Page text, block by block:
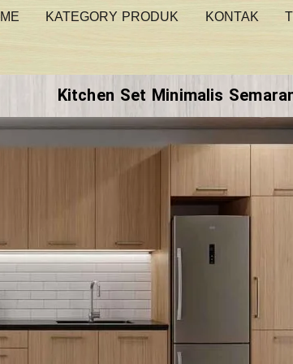
KATEGORY PRODUK KONTAK
Kitchen Set Minimalis